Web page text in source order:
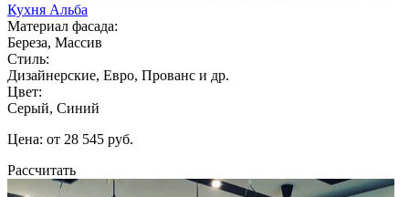
Кухня Альба
Материал фасада:
Береза, Массив
Стиль:
Дизайнерские, Евро, Прованс и др.
Цвет:
Серый, Синий
Цена: от 28 545 руб.
Рассчитать